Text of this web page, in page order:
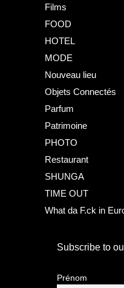
Films
FOOD
HOTEL
MODE
Nouveau lieu
Objets Connectés
Parfum
Patrimoine
PHOTO
Restaurant
SHUNGA
TIME OUT
What da F.ck in
Subscribe to
Prénom